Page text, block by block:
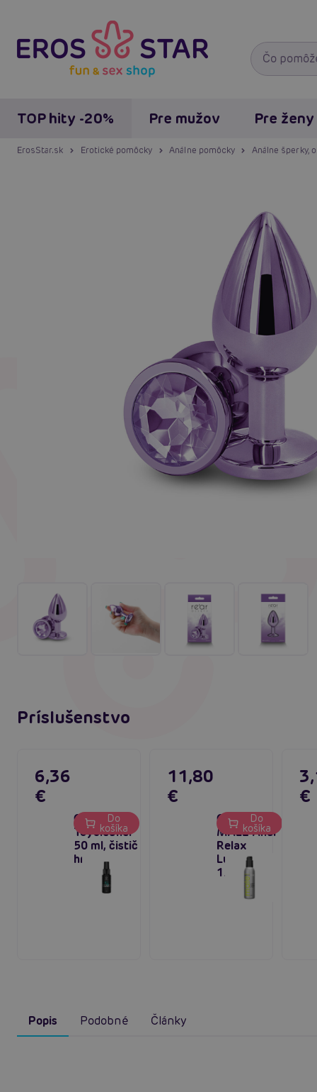
TOP hity -20% Pre mužov Pre ženy
ErosStar.sk Erotické pomôcky Análne pomôcky Análne šperky,
Príslušenstvo
Cobeco
Toycleaner
50 ml, čistič
hračiek
6,36
€
Do
košíka
Cobeco
MALE Anal
Relax
Lubricant
150 ml
11,80
€
Do
košíka
€
Popis Podobné Články